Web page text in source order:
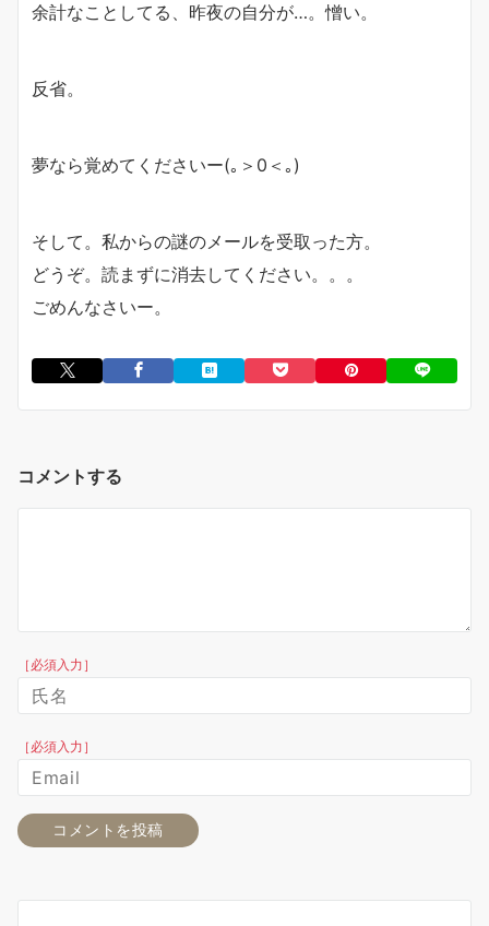
余計なことしてる、昨夜の自分が…。憎い。
反省。
夢なら覚めてくださいー(｡＞0＜｡)
そして。私からの謎のメールを受取った方。
どうぞ。読まずに消去してください。。。
ごめんなさいー。
コメントする
［必須入力］
［必須入力］